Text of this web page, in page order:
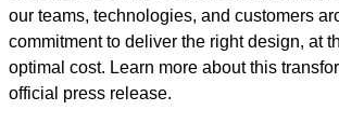
our teams, technologies, and customers
commitment to deliver the right design, at
optimal cost. Learn more about this
official press release.